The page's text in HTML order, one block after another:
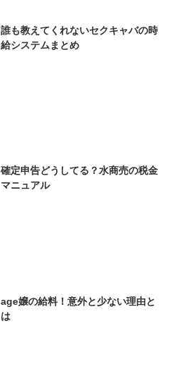
誰も教えてくれないセクキャバの時
給システムまとめ
確定申告どうしてる？水商売の税金
マニュアル
age嬢の給料！意外と少ない理由と
は